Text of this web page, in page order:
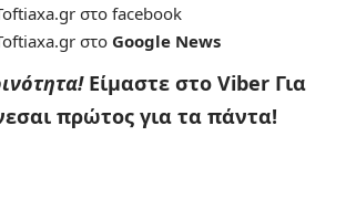
στο facebook
στο Google News
Είμαστε στο Viber Για
πρώτος για τα πάντα!